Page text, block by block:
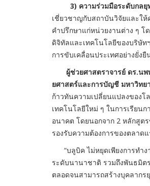
3) ความร่วมมือระดับกล
เชี่ยวชาญกับสถาบันวิจัยและใ
คำปรึกษาแก่หน่วยงานต่าง ๆ
ดิจิทัลและเทคโนโลยีของบริษั
การขับเคลื่อนประเทศอย่างยั่งยื
ผู้ช่วยศาสตราจารย์ ดร.นพ
ยศาสตร์และการบัญชี มหาวิทย
ก้าวทันความเปลี่ยนแปลงของ
เทคโนโลยีใหม่ ๆ ในการเรียน
อนาคต โดยนอกจาก 2 หลักสูต
รองรับความต้องการของตลาด
“บลูบิค ไม่หยุดเพียงการทำง
ระดับนานาชาติ รวมถึงพันธมิต
ตลอดจนสามารถสร้างบุคลาก